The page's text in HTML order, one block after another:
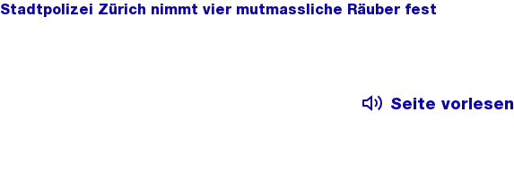
Stadtpolizei Zürich nimmt vier mutmassliche Räuber fest
Seite vorlesen